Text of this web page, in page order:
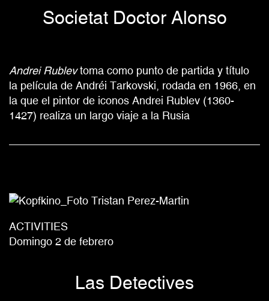
Societat Doctor Alonso
Andrei Rublevtoma como punto de partida y título
la película de Andréi Tarkovski, rodada en 1966, en
la que el pintor de iconos Andrei Rublev (1360-
1427) realiza un largo viaje a la Rusia
ACTIVITIES
Domingo 2 de febrero
Las Detectives